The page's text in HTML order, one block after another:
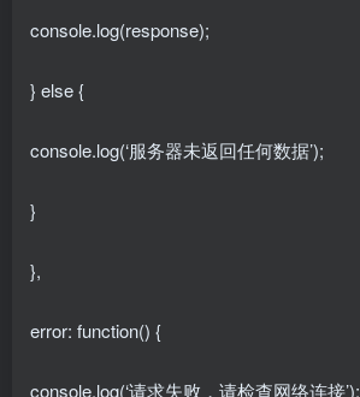
console.log(response);
} else {
console.log(‘服务器未返回任何数据’);
}
},
error: function() {
console.log(‘请求失败，请检查网络连接’);